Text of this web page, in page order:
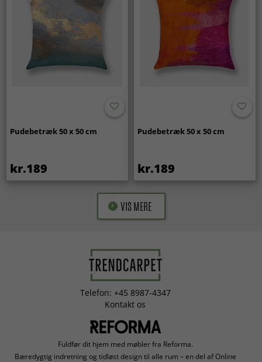
Pudebetræk 50 x 50 cm
kr.189
Pudebetræk 50 x 50 cm
kr.189
VIS MERE
Telefon: +45 8987-4347
Kontakt os
Fuldfør dit hjem med møbler fra Reforma.
Bæredygtig indretning og tidløst design til alle rum – en del af Online